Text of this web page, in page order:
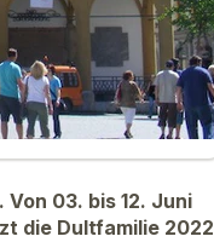
03. bis 12. Juni
die Dultfamilie 2022